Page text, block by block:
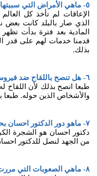
٥- ماهي الأمراض التي سببتها الأزمة على سوريا؟
الإعاقات لم تأخذ كل
الذي صار بالبلد كانت
المادية بعد فترة بدأت
قدمنا خدمات لهم على قدر
بذلك.
٦- هل تنصح باللقاح ضد فيروس كورونا؟
طبعا انصح بذلك لأن اللقاح
والأشخاص الذين حوله. طبعا
٧- ماهو دور الدكتور احسان بحياتك؟
دكتور احسان هو الشجرة
من الجهد لنصل للدكتور
٨- ماهي الصعوبات التي مررت بها في أثناء مهنتك؟